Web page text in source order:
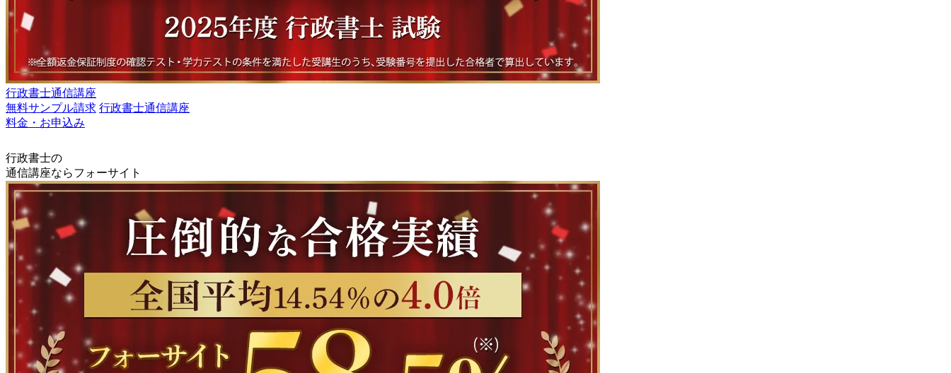
行政書士通信講座
無料サンプル請求 行政書士通信講座
料金・お申込み
行政書士の
通信講座ならフォーサイト